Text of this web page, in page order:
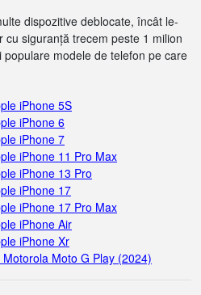
dispozitive deblocate, încât le-
siguranță trecem peste 1 milion
modele de telefon pe care
iPhone 5S
iPhone 6
iPhone 7
iPhone 11 Pro Max
iPhone 13 Pro
iPhone 17
iPhone 17 Pro Max
iPhone Air
iPhone Xr
Moto G Play (2024)